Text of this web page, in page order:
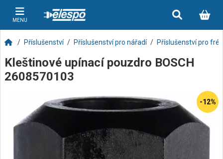
MENU
Příslušenství Příslušenství pro nářadí Příslušenství pro
Kleštinové upínací pouzdro BOSCH
2608570103
-12%